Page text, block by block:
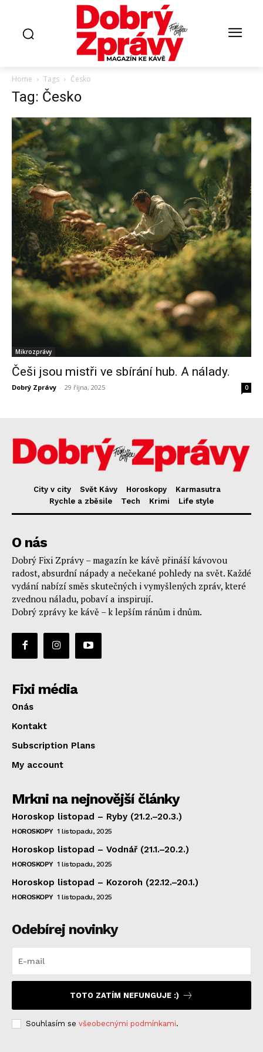
Home Tags Česko
Tag: Česko
Mikrozprávy
Češi jsou mistři ve sbírání hub. A nálady.
Dobrý Zprávy - 29 října, 2025 0
City v city Svět Kávy Horoskopy
Karmasutra
Rychle a zběsile
Tech Krimi Life style
O nás
Dobrý Fixi Zprávy – magazín ke kávě přináší kávovou
radost, absurdní nápady a nečekané pohledy na svět. Každé
vydání nabízí směs skutečných i vymyšlených zpráv, které
zvednou náladu, pobaví a inspirují.
Dobrý zprávy ke kávě – k lepším ránům i dnům.
Fixi média
Onás
Kontakt
Subscription Plans
My account
Mrkni na nejnovější články
Horoskop listopad – Ryby (21.2.–20.3.)
HOROSKOPY 1 listopadu, 2025
Horoskop listopad – Vodnář (21.1.–20.2.)
HOROSKOPY 1 listopadu, 2025
Horoskop listopad – Kozoroh (22.12.–20.1.)
HOROSKOPY 1 listopadu, 2025
Odebírej novinky
TOTO ZATÍM NEFUNGUJE :)
Souhlasím se všeobecnými podmínkami.